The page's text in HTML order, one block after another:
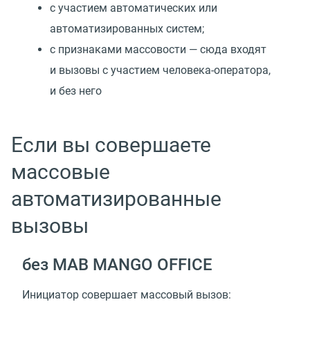
с участием автоматических или
автоматизированных систем;
с признаками массовости — сюда входят
и вызовы с участием человека-оператора,
и без него
Если вы совершаете
массовые
автоматизированные
вызовы
без МАВ MANGO OFFICE
Инициатор совершает массовый вызов: